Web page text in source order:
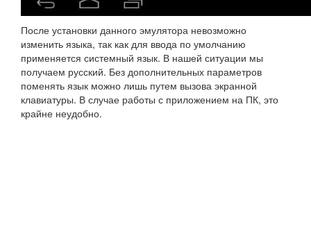
После установки данного эмулятора невозможно
изменить языка, так как для ввода по умолчанию
применяется системный язык. В нашей ситуации мы
получаем русский. Без дополнительных параметров
поменять язык можно лишь путем вызова экранной
клавиатуры. В случае работы с приложением на ПК, это
крайне неудобно.